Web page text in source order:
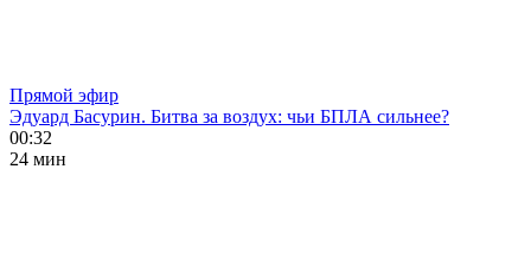
Прямой эфир
Эдуард Басурин. Битва за воздух: чьи БПЛА сильнее?
00:32
24 мин